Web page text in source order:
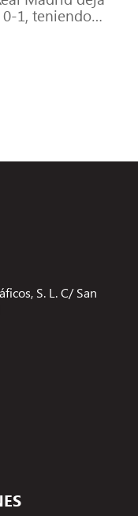
0-1, teniendo
S. L. C/ San